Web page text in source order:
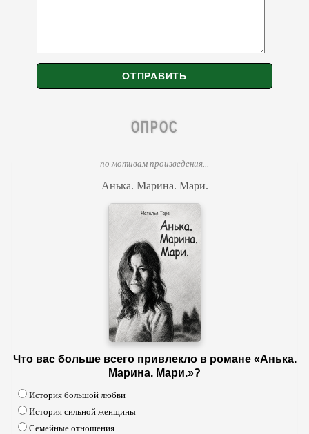
ОПРОС
по мотивам произведения...
Анька. Марина. Мари.
Что вас больше всего привлекло в романе «Анька.
Марина. Мари.»?
История большой любви
История сильной женщины
Семейные отношения